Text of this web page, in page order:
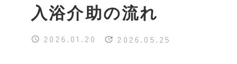
Service
Welfare for the
就労継続支援B型事業
入浴介助の流れ
2026.01.20 2026.05.25